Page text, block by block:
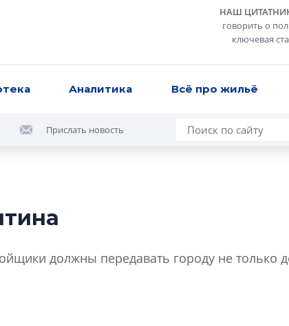
НАШ
говорить о
ключевая
Аналитика Всё про жильё
Прислать новость
должны передавать городу не только